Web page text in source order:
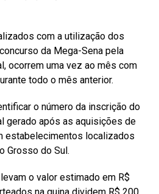
com a utilização dos
da Mega-Sena pela
ocorrem uma vez ao mês com
todo o mês anterior.
o número da inscrição do
gerado após as aquisições de
estabelecimentos localizados
Grosso do Sul.
o valor estimado em R$
na quina dividem R$ 200